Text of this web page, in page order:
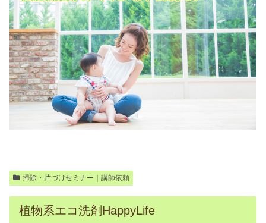
掃除・片づけセミナー｜講師依頼
植物系エコ洗剤HappyLife